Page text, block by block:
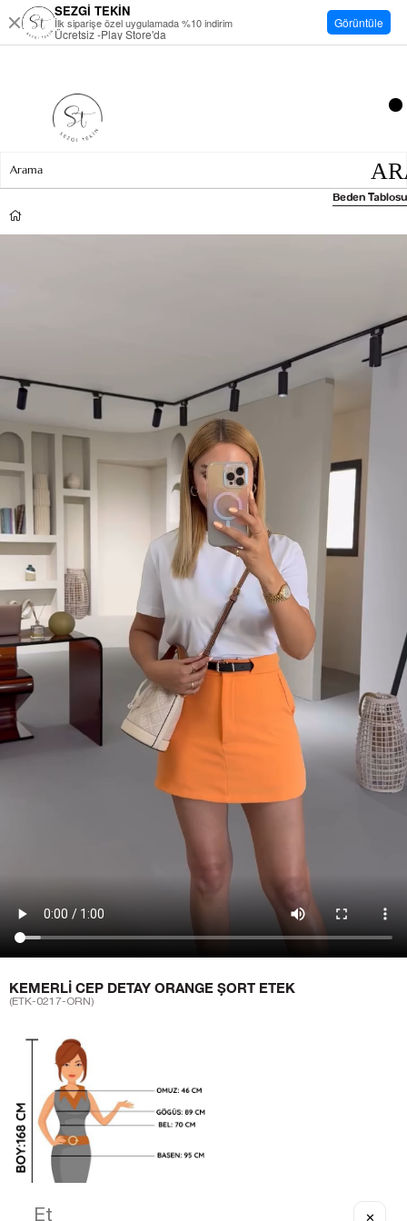
KEMERLI CEP DETAY ORANGE ŞORT ETEK
(ETK-0217-ORN)
Beden Tablosu
SEZGİ TEKİN
İlk siparişe özel uygulamada %10 indirim
Ücretsiz -Play Store'da
Görüntüle
✕